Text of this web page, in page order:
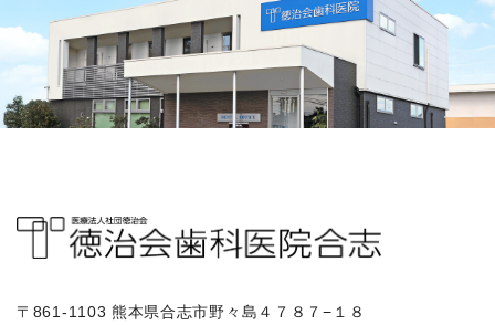
〒861-1103 熊本県合志市野々島４７８７−１８